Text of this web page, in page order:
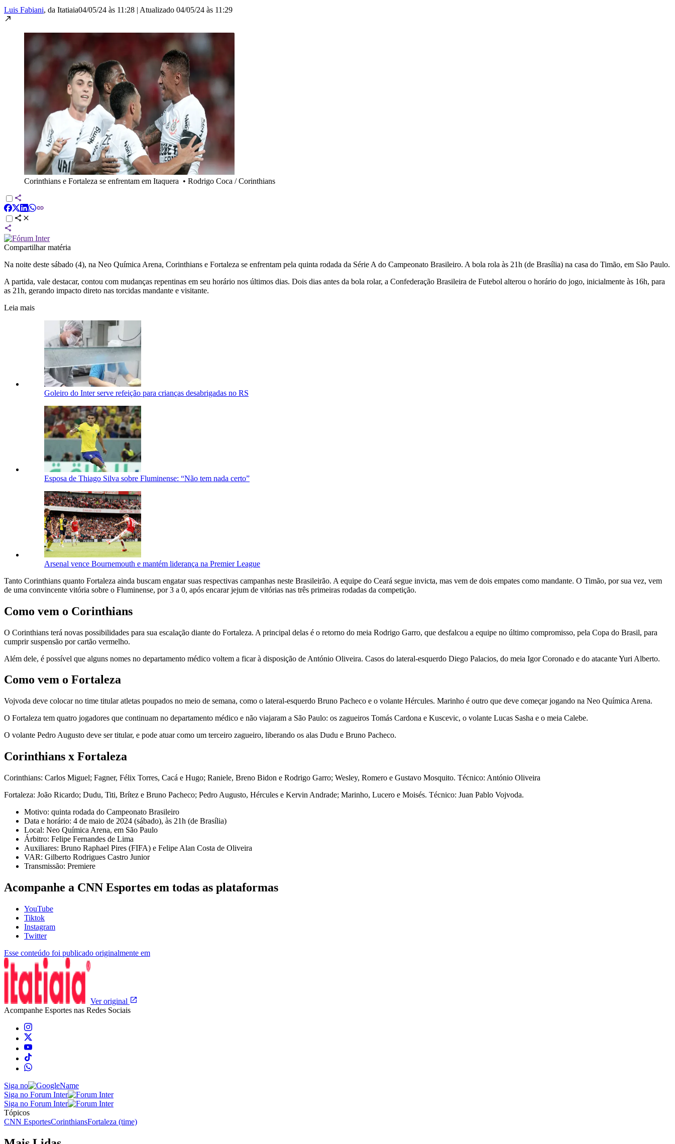
Luis Fabiani, da Itatiaia04/05/24 às 11:28 | Atualizado 04/05/24 às 11:29
Corinthians e Fortaleza se enfrentam em Itaquera • Rodrigo Coca / Corinthians
Compartilhar matéria
Na noite deste sábado (4), na Neo Química Arena, Corinthians e Fortaleza se enfrentam pela quinta rodada da Série A do Campeonato Brasileiro. A bola rola às 21h (de Brasília) na casa do Timão, em São Paulo.
A partida, vale destacar, contou com mudanças repentinas em seu horário nos últimos dias. Dois dias antes da bola rolar, a Confederação Brasileira de Futebol alterou o horário do jogo, inicialmente às 16h, para
as 21h, gerando impacto direto nas torcidas mandante e visitante.
Leia mais
Goleiro do Inter serve refeição para crianças desabrigadas no RS
Esposa de Thiago Silva sobre Fluminense: “Não tem nada certo”
Arsenal vence Bournemouth e mantém liderança na Premier League
Tanto Corinthians quanto Fortaleza ainda buscam engatar suas respectivas campanhas neste Brasileirão. A equipe do Ceará segue invicta, mas vem de dois empates como mandante. O Timão, por sua vez, vem
de uma convincente vitória sobre o Fluminense, por 3 a 0, após encarar jejum de vitórias nas três primeiras rodadas da competição.
Como vem o Corinthians
O Corinthians terá novas possibilidades para sua escalação diante do Fortaleza. A principal delas é o retorno do meia Rodrigo Garro, que desfalcou a equipe no último compromisso, pela Copa do Brasil, para
cumprir suspensão por cartão vermelho.
Além dele, é possível que alguns nomes no departamento médico voltem a ficar à disposição de António Oliveira. Casos do lateral-esquerdo Diego Palacios, do meia Igor Coronado e do atacante Yuri Alberto.
Como vem o Fortaleza
Vojvoda deve colocar no time titular atletas poupados no meio de semana, como o lateral-esquerdo Bruno Pacheco e o volante Hércules. Marinho é outro que deve começar jogando na Neo Química Arena.
O Fortaleza tem quatro jogadores que continuam no departamento médico e não viajaram a São Paulo: os zagueiros Tomás Cardona e Kuscevic, o volante Lucas Sasha e o meia Calebe.
O volante Pedro Augusto deve ser titular, e pode atuar como um terceiro zagueiro, liberando os alas Dudu e Bruno Pacheco.
Corinthians x Fortaleza
Corinthians: Carlos Miguel; Fagner, Félix Torres, Cacá e Hugo; Raniele, Breno Bidon e Rodrigo Garro; Wesley, Romero e Gustavo Mosquito. Técnico: António Oliveira
Fortaleza: João Ricardo; Dudu, Titi, Brítez e Bruno Pacheco; Pedro Augusto, Hércules e Kervin Andrade; Marinho, Lucero e Moisés. Técnico: Juan Pablo Vojvoda.
Motivo: quinta rodada do Campeonato Brasileiro
Data e horário: 4 de maio de 2024 (sábado), às 21h (de Brasília)
Local: Neo Química Arena, em São Paulo
Árbitro: Felipe Fernandes de Lima
Auxiliares: Bruno Raphael Pires (FIFA) e Felipe Alan Costa de Oliveira
VAR: Gilberto Rodrigues Castro Junior
Transmissão: Premiere
Acompanhe a CNN Esportes em todas as plataformas
YouTube
Tiktok
Instagram
Twitter
Esse conteúdo foi publicado originalmente em
Ver original
Acompanhe Esportes nas Redes Sociais
Siga no
Siga no Forum Inter
Siga no Forum Inter
Tópicos
CNN EsportesCorinthiansFortaleza (time)